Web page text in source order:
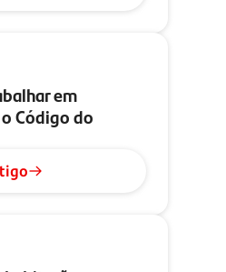
em
Código do